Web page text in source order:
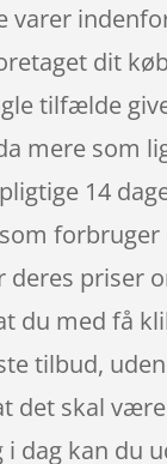
varer
dit
tilfælde
mere som
14
forbruger
deres priser
du med få
tilbud,
det skal
dag kan du